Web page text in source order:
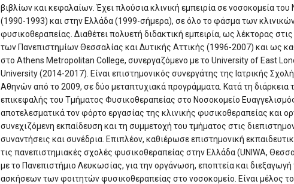
βιβλίων και κεφαλαίων. Έχει πλούσια κλινική εμπειρία σε νοσοκομεία
(1990-1993) και στην Ελλάδα (1999-σήμερα), σε όλο το φάσμα των
φυσικοθεραπείας. Διαθέτει πολυετή διδακτική εμπειρία, ως λέκτορας
των Πανεπιστημίων Θεσσαλίας και Δυτικής Αττικής (1996-2007) και ως
στο Athens Metropolitan College, συνεργαζόμενο με το University of East
University (2014-2017). Είναι επιστημονικός συνεργάτης της Ιατρικής
Αθηνών από το 2009, σε δύο μεταπτυχιακά προγράμματα. Κατά τη διάρκεια
επικεφαλής του Τμήματος Φυσικοθεραπείας στο Νοσοκομείο
αποτελεσματικά τον φόρτο εργασίας της κλινικής φυσικοθεραπείας και
συνεχιζόμενη εκπαίδευση και τη συμμετοχή του τμήματος στις
συναντήσεις και συνέδρια. Επιπλέον, καθιέρωσε επιστημονική
τις πανεπιστημιακές σχολές φυσικοθεραπείας στην Ελλάδα (UNIWA,
με το Πανεπιστήμιο Λευκωσίας, για την οργάνωση, εποπτεία και
ασκήσεων των φοιτητών φυσικοθεραπείας στο νοσοκομείο. Είναι μέλος